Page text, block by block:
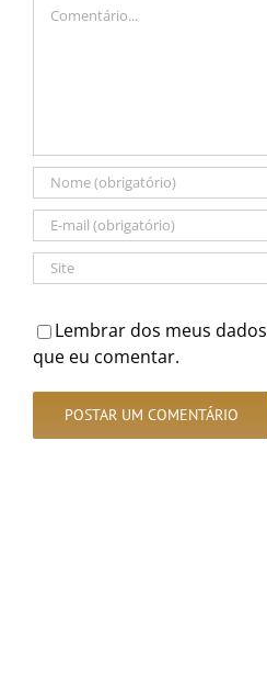
Lembrar dos meus
que eu comentar.